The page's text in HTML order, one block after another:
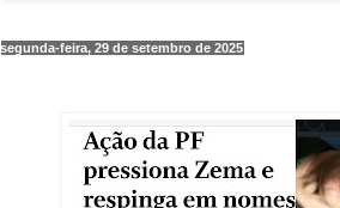
segunda-feira, 29 de setembro de 2025